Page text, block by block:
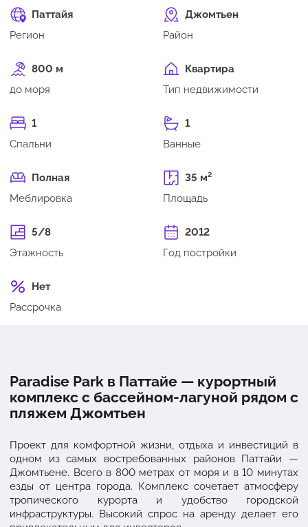
Паттайя
Регион
Джомтьен
Район
800 м
до моря
Квартира
Тип недвижимости
1
Спальни
1
Ванные
Полная
Меблировка
35 м²
Площадь
5/8
Этажность
2012
Год постройки
Нет
Рассрочка
Paradise Park в Паттайе — курортный
комплекс с бассейном-лагуной рядом с
пляжем Джомтьен
Проект для комфортной жизни, отдыха и инвестиций в
одном из самых востребованных районов Паттайи —
Джомтьене. Всего в 800 метрах от моря и в 10 минутах
езды от центра города. Комплекс сочетает атмосферу
тропического курорта и удобство городской
инфраструктуры. Высокий спрос на аренду делает его